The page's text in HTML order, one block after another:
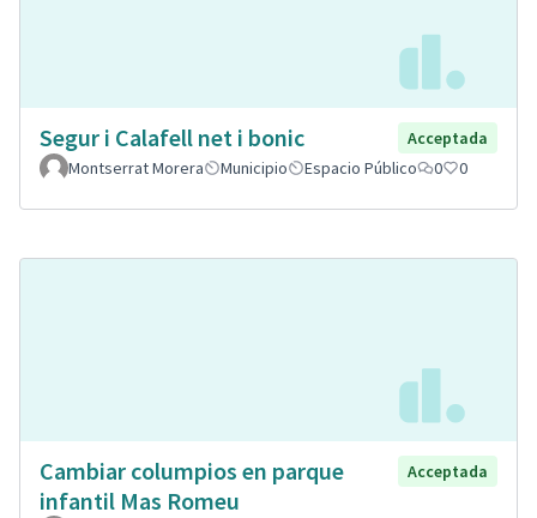
Segur i Calafell net i bonic
Acceptada
Montserrat Morera
Municipio Espacio Público 0 0
Cambiar columpios en parque
infantil Mas Romeu
Acceptada